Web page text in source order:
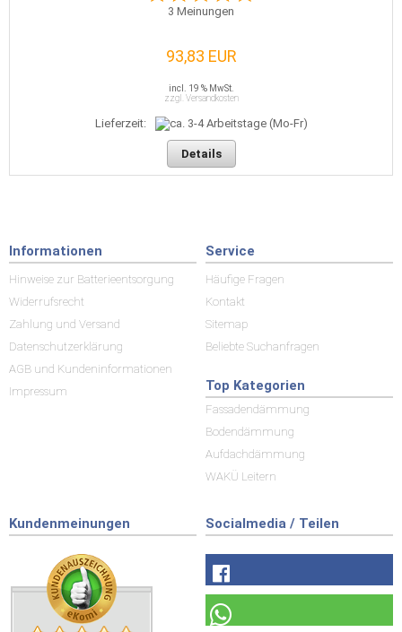
3 Meinungen
93,83 EUR
incl. 19 % MwSt.
zzgl. Versandkosten
Lieferzeit:
Details
Informationen
Hinweise zur Batterieentsorgung
Widerrufsrecht
Zahlung und Versand
Datenschutzerklärung
AGB und Kundeninformationen
Impressum
Service
Häufige Fragen
Kontakt
Sitemap
Beliebte Suchanfragen
Top Kategorien
Fassadendämmung
Bodendämmung
Aufdachdämmung
WAKÜ Leitern
Kundenmeinungen Socialmedia / Teilen